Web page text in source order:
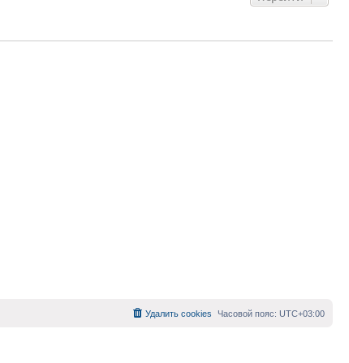
Часовой пояс: UTC+03:00
Удалить cookies